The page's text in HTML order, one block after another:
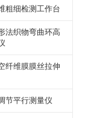
粗细检测工作台
法织物弯曲环高
纤维膜膜丝拉伸
节平行测量仪